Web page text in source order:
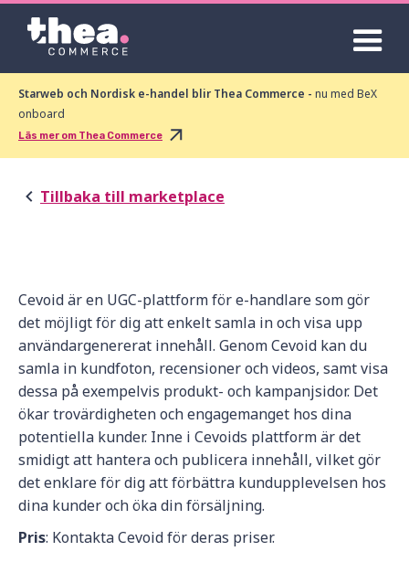
Starweb och Nordisk e-handel blir Thea Commerce - nu med BeX
onboard
Läs mer om Thea Commerce
Tillbaka till marketplace
Cevoid är en UGC-plattform för e-handlare som gör
det möjligt för dig att enkelt samla in och visa upp
användargenererat innehåll. Genom Cevoid kan du
samla in kundfoton, recensioner och videos, samt visa
dessa på exempelvis produkt- och kampanjsidor. Det
ökar trovärdigheten och engagemanget hos dina
potentiella kunder. Inne i Cevoids plattform är det
smidigt att hantera och publicera innehåll, vilket gör
det enklare för dig att förbättra kundupplevelsen hos
dina kunder och öka din försäljning.
Pris: Kontakta Cevoid för deras priser.